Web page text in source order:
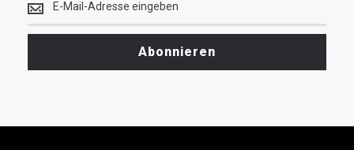
die
neuesten
<br>
Abonnieren